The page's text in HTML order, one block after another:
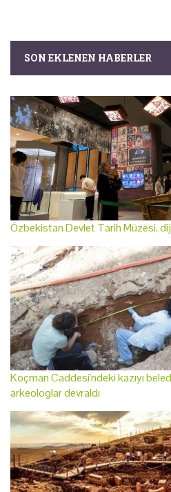
SON EKLENEN HABERLER
Özbekistan Devlet Tarih Müzesi,
Koçman Caddesi'ndeki kazıyı
arkeologlar devraldı